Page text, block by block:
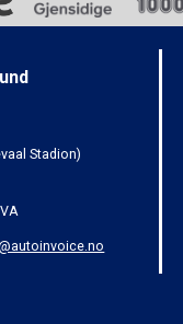
Stadion)